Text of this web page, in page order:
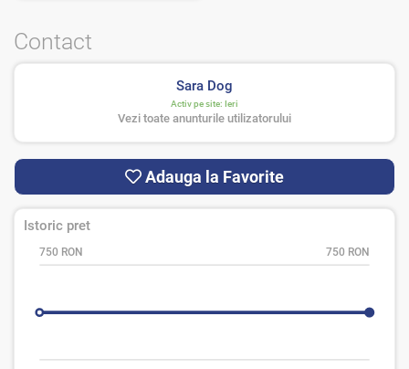
Contact
Sara Dog
Activ pe site: Ieri
Vezi toate anunturile utilizatorului
Adauga la Favorite
Istoric pret
750 RON 750 RON